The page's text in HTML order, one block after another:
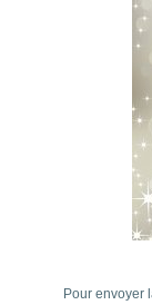
Pour envoyer